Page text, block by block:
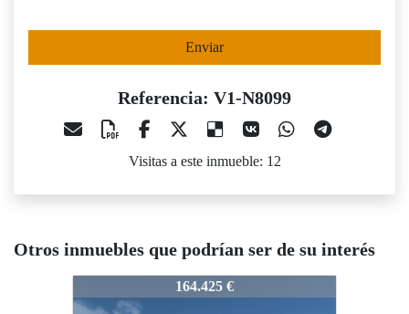
Enviar
Referencia: V1-N8099
Visitas a este inmueble: 12
Otros inmuebles que podrían ser de su interés
169.229 €